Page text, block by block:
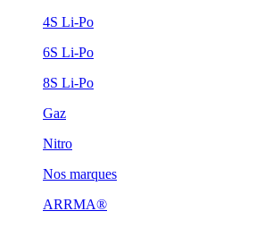
4S Li-Po
6S Li-Po
8S Li-Po
Gaz
Nitro
Nos marques
ARRMA®